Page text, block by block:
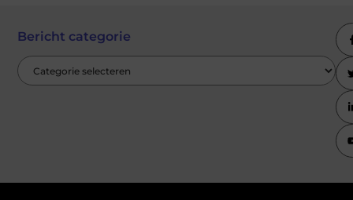
Bericht categorie